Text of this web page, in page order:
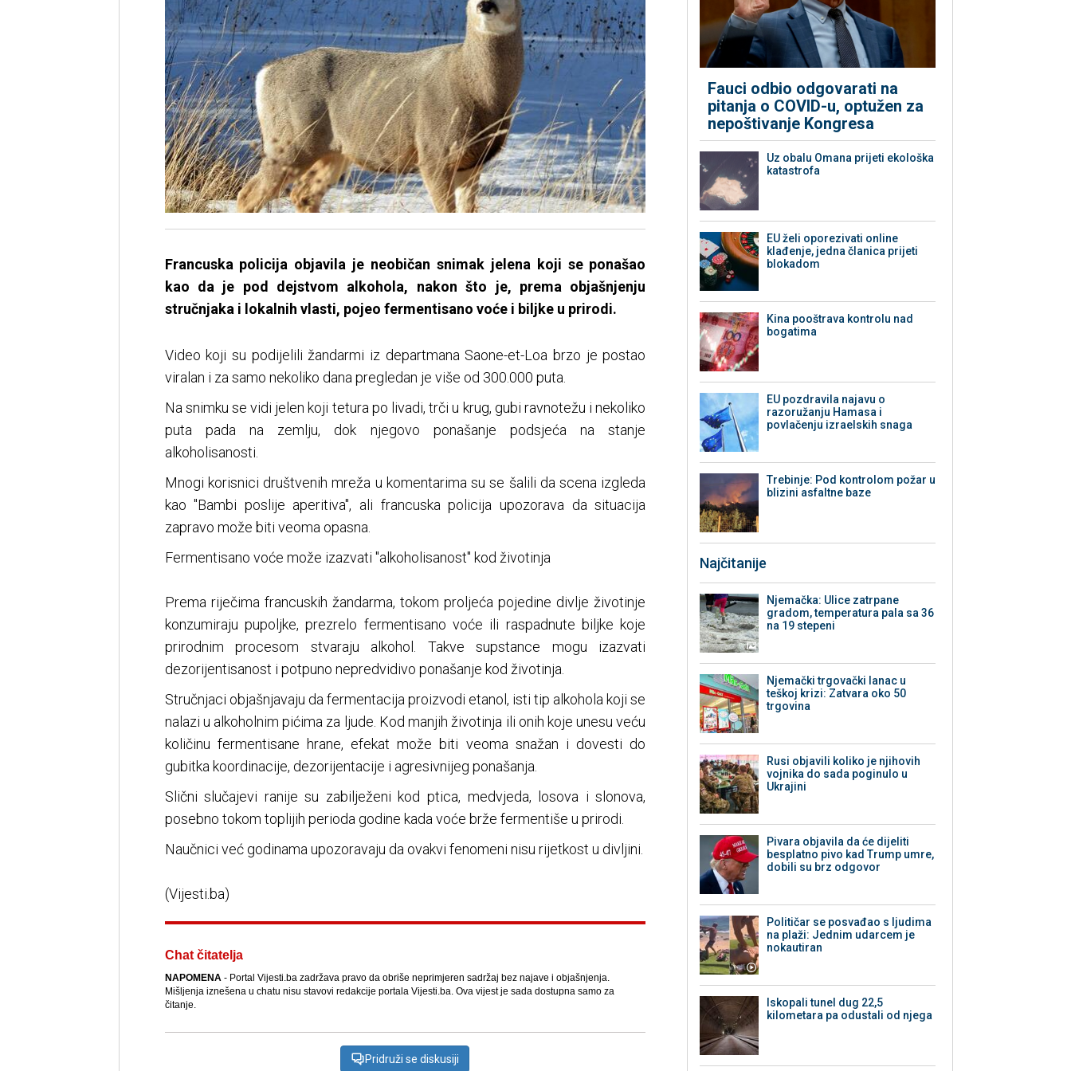
​Francuska policija objavila je neobičan snimak jelena koji se ponašao
kao da je pod dejstvom alkohola, nakon što je, prema objašnjenju
stručnjaka i lokalnih vlasti, pojeo fermentisano voće i biljke u prirodi.
Video koji su podijelili žandarmi iz departmana Saone-et-Loa brzo je postao
viralan i za samo nekoliko dana pregledan je više od 300.000 puta.
Na snimku se vidi jelen koji tetura po livadi, trči u krug, gubi ravnotežu i nekoliko
puta pada na zemlju, dok njegovo ponašanje podsjeća na stanje
alkoholisanosti.
Mnogi korisnici društvenih mreža u komentarima su se šalili da scena izgleda
kao "Bambi poslije aperitiva", ali francuska policija upozorava da situacija
zapravo može biti veoma opasna.
Fermentisano voće može izazvati "alkoholisanost" kod životinja
Prema riječima francuskih žandarma, tokom proljeća pojedine divlje životinje
konzumiraju pupoljke, prezrelo fermentisano voće ili raspadnute biljke koje
prirodnim procesom stvaraju alkohol. Takve supstance mogu izazvati
dezorijentisanost i potpuno nepredvidivo ponašanje kod životinja.
Stručnjaci objašnjavaju da fermentacija proizvodi etanol, isti tip alkohola koji se
nalazi u alkoholnim pićima za ljude. Kod manjih životinja ili onih koje unesu veću
količinu fermentisane hrane, efekat može biti veoma snažan i dovesti do
gubitka koordinacije, dezorijentacije i agresivnijeg ponašanja.
Slični slučajevi ranije su zabilježeni kod ptica, medvjeda, losova i slonova,
posebno tokom toplijih perioda godine kada voće brže fermentiše u prirodi.
Naučnici već godinama upozoravaju da ovakvi fenomeni nisu rijetkost u divljini.
(Vijesti.ba)
Chat čitatelja
NAPOMENA- Portal Vijesti.ba zadržava pravo da obriše neprimjeren sadržaj bez najave i objašnjenja.
Mišljenja iznešena u chatu nisu stavovi redakcije portala Vijesti.ba. Ova vijest je sada dostupna samo za
čitanje.
Pridruži se diskusiji
Fauci odbio odgovarati na
pitanja o COVID-u, optužen za
nepoštivanje Kongresa
Uz obalu Omana prijeti ekološka
katastrofa
EU želi oporezivati online
klađenje, jedna članica prijeti
blokadom
Kina pooštrava kontrolu nad
bogatima
EU pozdravila najavu o
razoružanju Hamasa i
povlačenju izraelskih snaga
Trebinje: Pod kontrolom požar u
blizini asfaltne baze
Najčitanije
Njemačka: Ulice zatrpane
gradom, temperatura pala sa 36
na 19 stepeni
Njemački trgovački lanac u
teškoj krizi: Zatvara oko 50
trgovina
Rusi objavili koliko je njihovih
vojnika do sada poginulo u
Ukrajini
Pivara objavila da će dijeliti
besplatno pivo kad Trump umre,
dobili su brz odgovor
Političar se posvađao s ljudima
na plaži: Jednim udarcem je
nokautiran
Iskopali tunel dug 22,5
kilometara pa odustali od njega